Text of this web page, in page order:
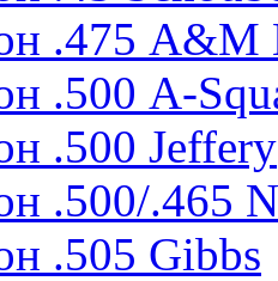
.475 A&M
.500 A-
.500 Jeffery
.500/.465
.505 Gibbs